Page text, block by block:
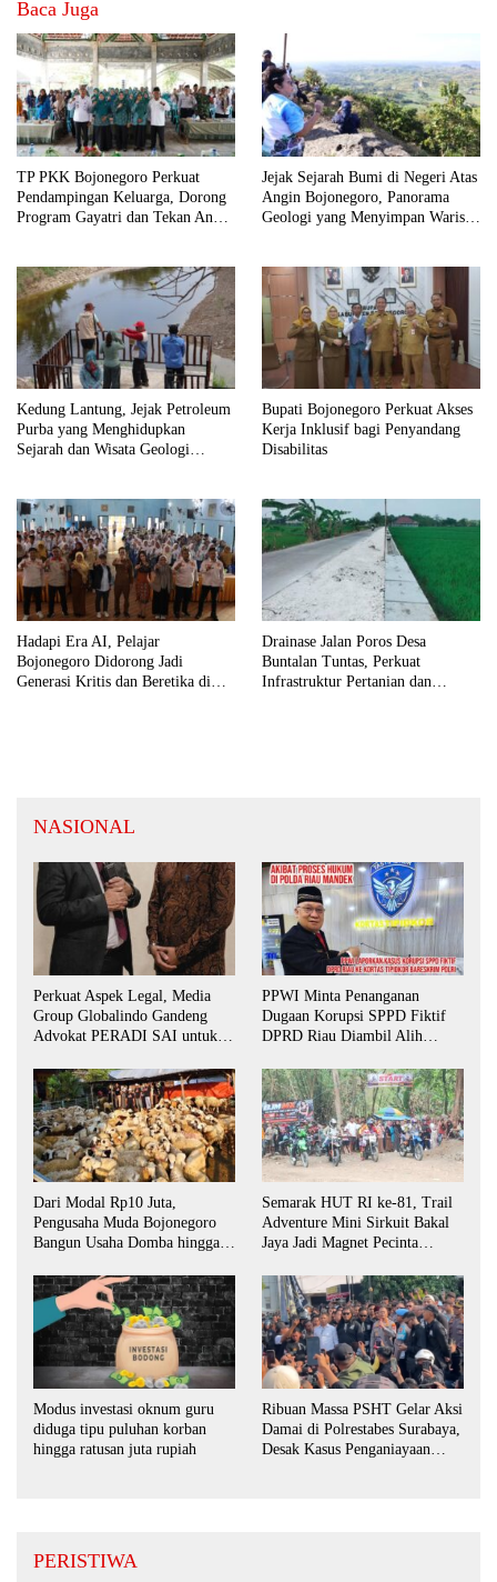
Baca Juga
TP PKK Bojonegoro Perkuat
Pendampingan Keluarga, Dorong
Program Gayatri dan Tekan Angka
Jejak Sejarah Bumi di Negeri Atas
Angin Bojonegoro, Panorama
Geologi yang Menyimpan Warisan
Kedung Lantung, Jejak Petroleum
Purba yang Menghidupkan
Sejarah dan Wisata Geologi
Bupati Bojonegoro Perkuat Akses
Kerja Inklusif bagi Penyandang
Disabilitas
Hadapi Era AI, Pelajar
Bojonegoro Didorong Jadi
Generasi Kritis dan Beretika di
Drainase Jalan Poros Desa
Buntalan Tuntas, Perkuat
Infrastruktur Pertanian dan
NASIONAL
Perkuat Aspek Legal, Media
Group Globalindo Gandeng
Advokat PERADI SAI untuk
PPWI Minta Penanganan
Dugaan Korupsi SPPD Fiktif
DPRD Riau Diambil Alih
Dari Modal Rp10 Juta,
Pengusaha Muda Bojonegoro
Bangun Usaha Domba hingga
Semarak HUT RI ke-81, Trail
Adventure Mini Sirkuit Bakal
Jaya Jadi Magnet Pecinta
Modus investasi oknum guru
diduga tipu puluhan korban
hingga ratusan juta rupiah
Ribuan Massa PSHT Gelar Aksi
Damai di Polrestabes Surabaya,
Desak Kasus Penganiayaan
PERISTIWA